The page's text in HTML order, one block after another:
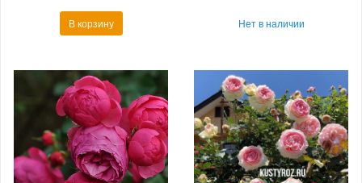
В корзину Нет в наличии